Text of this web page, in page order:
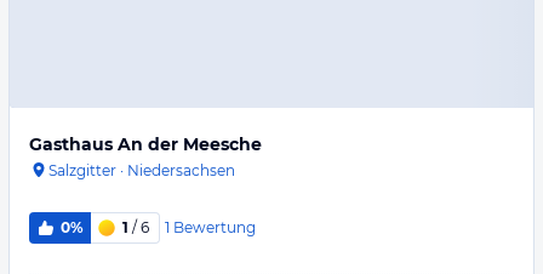
Gasthaus An der Meesche
Salzgitter · Niedersachsen
0% 1 / 6 1 Bewertung